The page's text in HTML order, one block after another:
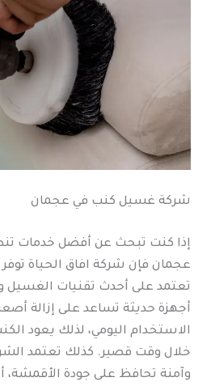
شركة غسيل كنب في عجمان
إذا كنت تبحث عن أفضل خدمات
عجمان فإن شركة افاق الحياة
تعتمد على أحدث تقنيات
أجهزة حديثة تساعد على إزالة
الاستخدام اليومي، لذلك يعود
خلال وقت قصير. كذلك تعتمد
وآمنة تحافظ على جودة الأقمشة،